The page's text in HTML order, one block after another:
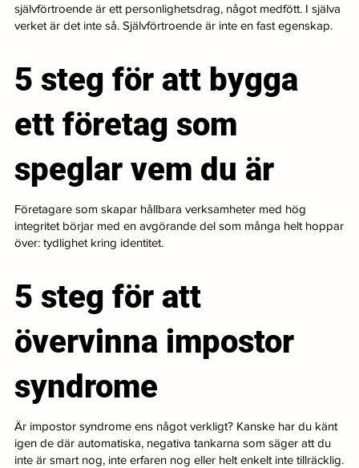
självförtroende är ett personlighetsdrag, något medfött. I själva
verket är det inte så. Självförtroende är inte en fast egenskap.
5 steg för att bygga
ett företag som
speglar vem du är
Företagare som skapar hållbara verksamheter med hög
integritet börjar med en avgörande del som många helt hoppar
över: tydlighet kring identitet.
5 steg för att
övervinna impostor
syndrome
Är impostor syndrome ens något verkligt? Kanske har du känt
igen de där automatiska, negativa tankarna som säger att du
inte är smart nog, inte erfaren nog eller helt enkelt inte tillräcklig.